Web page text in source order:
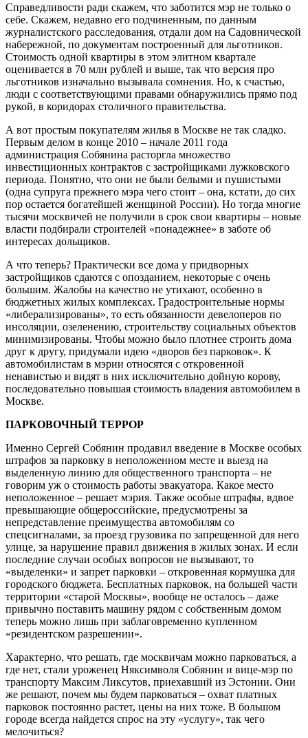
Справедливости ради скажем, что заботится мэр не только о
себе. Скажем, недавно его подчиненным, по данным
журналистского расследования, отдали дом на Садовнической
набережной, по документам построенный для льготников.
Стоимость одной квартиры в этом элитном квартале
оценивается в 70 млн рублей и выше, так что версия про
льготников изначально вызывала сомнения. Но, к счастью,
люди с соответствующими правами обнаружились прямо под
рукой, в коридорах столичного правительства.
А вот простым покупателям жилья в Москве не так сладко.
Первым делом в конце 2010 – начале 2011 года
администрация Собянина расторгла множество
инвестиционных контрактов с застройщиками лужковского
периода. Понятно, что они не были белыми и пушистыми
(одна супруга прежнего мэра чего стоит – она, кстати, до сих
пор остается богатейшей женщиной России). Но тогда многие
тысячи москвичей не получили в срок свои квартиры – новые
власти подбирали строителей «понадежнее» в заботе об
интересах дольщиков.
А что теперь? Практически все дома у придворных
застройщиков сдаются с опозданием, некоторые с очень
большим. Жалобы на качество не утихают, особенно в
бюджетных жилых комплексах. Градостроительные нормы
«либерализированы», то есть обязанности девелоперов по
инсоляции, озеленению, строительству социальных объектов
минимизированы. Чтобы можно было плотнее строить дома
друг к другу, придумали идею «дворов без парковок». К
автомобилистам в мэрии относятся с откровенной
ненавистью и видят в них исключительно дойную корову,
последовательно повышая стоимость владения автомобилем в
Москве.
ПАРКОВОЧНЫЙ ТЕРРОР
Именно Сергей Собянин продавил введение в Москве особых
штрафов за парковку в неположенном месте и выезд на
выделенную линию для общественного транспорта – не
говорим уж о стоимость работы эвакуатора. Какое место
неположенное – решает мэрия. Также особые штрафы, вдвое
превышающие общероссийские, предусмотрены за
непредставление преимущества автомобилям со
спецсигналами, за проезд грузовика по запрещенной для него
улице, за нарушение правил движения в жилых зонах. И если
последние случаи особых вопросов не вызывают, то
«выделенки» и запрет парковки – откровенная кормушка для
городского бюджета. Бесплатных парковок, на большей части
территории «старой Москвы», вообще не осталось – даже
привычно поставить машину рядом с собственным домом
теперь можно лишь при заблаговременно купленном
«резидентском разрешении».
Характерно, что решать, где москвичам можно парковаться, а
где нет, стали уроженец Няксимволя Собянин и вице-мэр по
транспорту Максим Ликсутов, приехавший из Эстонии. Они
же решают, почем мы будем парковаться – охват платных
парковок постоянно растет, цены на них тоже. В большом
городе всегда найдется спрос на эту «услугу», так чего
мелочиться?